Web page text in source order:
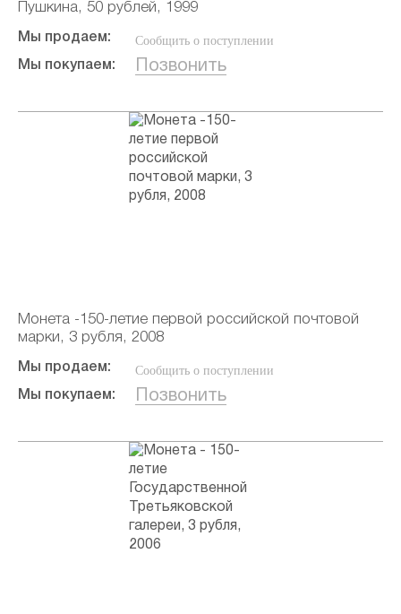
Пушкина, 50 рублей, 1999
Мы продаем: Сообщить о поступлении
Мы покупаем: Позвонить
Монета -150-летие первой российской почтовой
марки, 3 рубля, 2008
Мы продаем: Сообщить о поступлении
Мы покупаем: Позвонить